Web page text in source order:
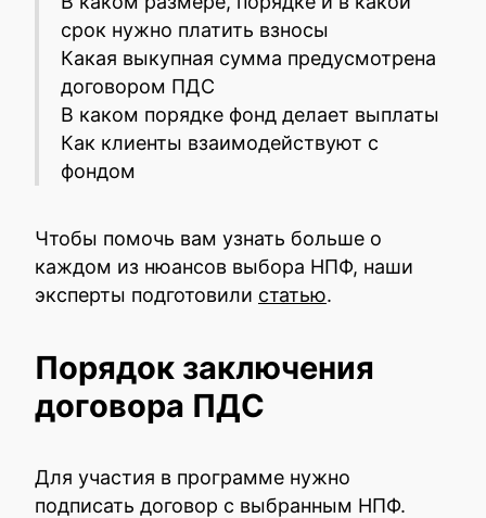
срок нужно платить взносы
Какая выкупная сумма предусмотрена
договором ПДС
В каком порядке фонд делает выплаты
Как клиенты взаимодействуют с
фондом
Чтобы помочь вам узнать больше о
каждом из нюансов выбора НПФ, наши
эксперты подготовили статью.
Порядок заключения
договора ПДС
Для участия в программе нужно
подписать договор с выбранным НПФ.